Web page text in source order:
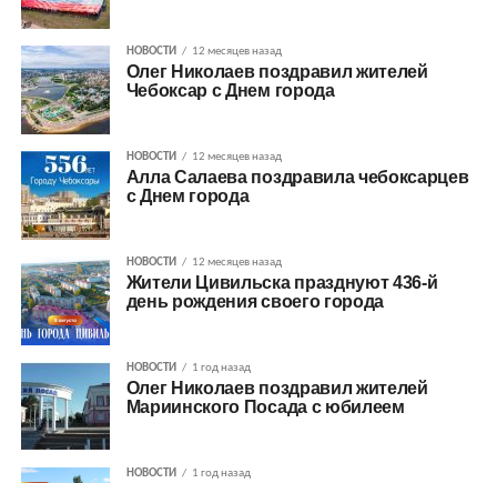
НОВОСТИ 12 месяцев назад
Олег Николаев поздравил жителей
Чебоксар с Днем города
НОВОСТИ 12 месяцев назад
Алла Салаева поздравила чебоксарцев
с Днем города
НОВОСТИ 12 месяцев назад
Жители Цивильска празднуют 436-й
день рождения своего города
НОВОСТИ 1 год назад
Олег Николаев поздравил жителей
Мариинского Посада с юбилеем
НОВОСТИ 1 год назад